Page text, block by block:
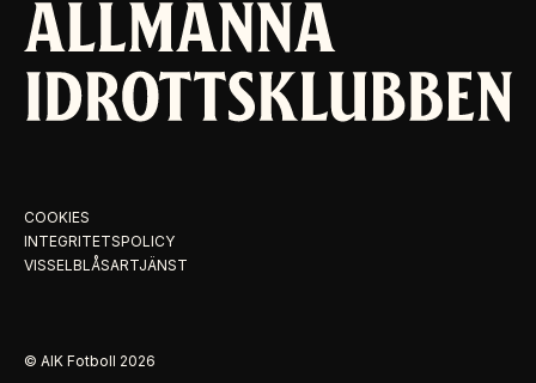
COOKIES
INTEGRITETSPOLICY
VISSELBLÅSARTJÄNST
© AIK Fotboll 2026